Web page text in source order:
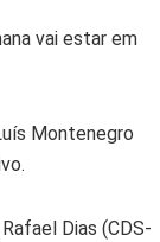
vai estar em
Montenegro
Dias (CDS-